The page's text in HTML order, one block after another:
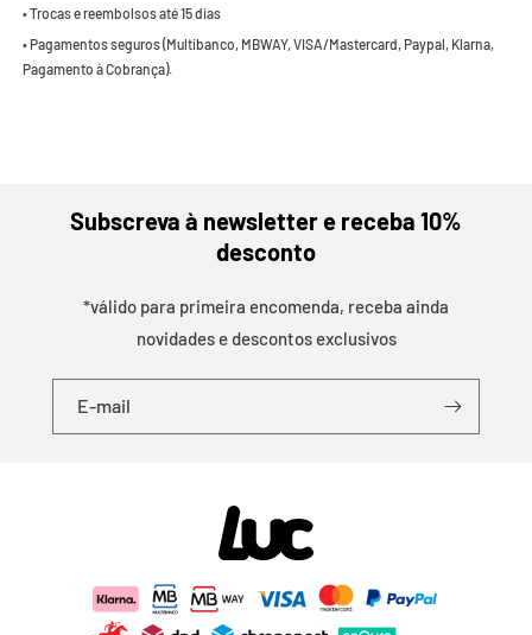
• Trocas e reembolsos até 15 dias
• Pagamentos seguros (Multibanco, MBWAY, VISA/Mastercard, Paypal, Klarna,
Pagamento à Cobrança).
Subscreva à newsletter e receba 10%
desconto
*válido para primeira encomenda, receba ainda
novidades e descontos exclusivos
E-mail